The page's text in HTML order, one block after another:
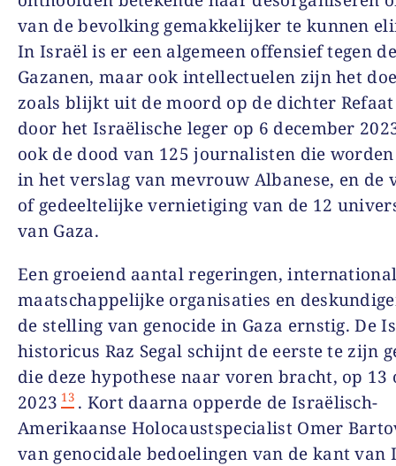
van de bevolking gemakkelijker te kunnen
In Israël is er een algemeen offensief tegen
Gazanen, maar ook intellectuelen zijn het
zoals blijkt uit de moord op de dichter
door het Israëlische leger op 6 december
ook de dood van 125 journalisten die
in het verslag van mevrouw Albanese, en de
of gedeeltelijke vernietiging van de 12
van Gaza.
Een groeiend aantal regeringen,
maatschappelijke organisaties en
de stelling van genocide in Gaza ernstig. De
historicus Raz Segal schijnt de eerste te zijn
die deze hypothese naar voren bracht, op 13
2023 13 . Kort daarna opperde de Israëlisch-
Amerikaanse Holocaustspecialist Omer
van genocidale bedoelingen van de kant van